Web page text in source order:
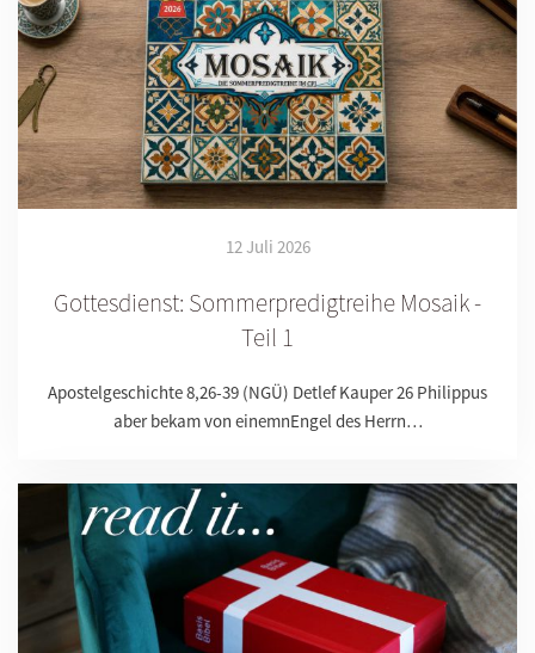
12 Juli 2026
Gottesdienst: Sommerpredigtreihe Mosaik -
Teil 1
Apostelgeschichte 8,26-39 (NGÜ) Detlef Kauper 26 Philippus
aber bekam von einemnEngel des Herrn…